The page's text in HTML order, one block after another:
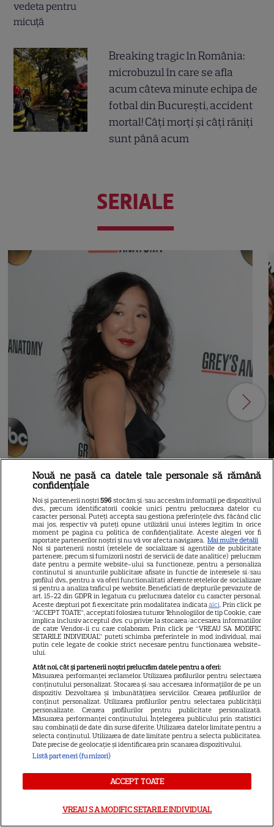
Breaking tragic în România:
microbuzul în care se afla
acum câteva minute echipa de
fotbal din București, accident
mortal! Câți morți și câți răniți
sunt până acum
SERIALE
21
SERIALE AMERICANE
Sandra Oh dezvăluie de ce a
plecat din „Anatomia lui Grey”.
Discuția cu Shonda Rhimes
care a schimbat totul pentru
Cristina Yang
ARTICOLE PARTENERI
Horoscop Urania | Previziuni
astrologice pentru perioada 1 –
7 august 2026. Venus va intra
Nouă ne pasă ca datele tale personale să rămână
confidențiale
Noi și partenerii noștri596 stocăm și/sau accesăm informații pe dispozitivul
dvs., precum identificatorii cookie unici pentru prelucrarea datelor cu
caracter personal. Puteți accepta sau gestiona preferințele dvs. făcând clic
mai jos, respectiv vă puteți opune utilizării unui interes legitim în orice
moment pe pagina cu politica de confidențialitate. Aceste alegeri vor fi
raportate partenerilor noștri și nu vă vor afecta navigarea. Mai multe detalii
Noi si partenerii nostri (retelele de socializare si agentiile de publicitate
partenere, precum si furnizorii nostri de servicii de date analitice) prelucram
date pentru a permite website-ului sa functioneze, pentru a personaliza
continutul si anunturile publicitare afisate in functie de interesele si/sau
profilul dvs., pentru a va oferi functionalitati aferente retelelor de socializare
si pentru a analiza traficul pe website. Beneficiati de drepturile prevazute de
art. 15-22 din GDPR in legatura cu prelucrarea datelor cu caracter personal.
Aceste drepturi pot fi exercitate prin modalitatea indicataaici. Prin click pe
“ACCEPT TOATE”, acceptati folosirea tuturor Tehnologiilor de tip Cookie, care
implica inclusiv acceptul dvs. cu privire la stocarea/accesarea informatiilor
de catre Vendor-ii cu care colaboram. Prin click pe “VREAU SA MODIFIC
SETARILE INDIVIDUAL” puteti schimba preferintele in mod individual, mai
putin cele legate de cookie strict necesare pentru functionarea website-
ului.
Atât noi, cât și partenerii noștri prelucrăm datele pentru a oferi:
Măsurarea performanței reclamelor. Utilizarea profilurilor pentru selectarea
conținutului personalizat. Stocarea și/sau accesarea informațiilor de pe un
dispozitiv. Dezvoltarea și îmbunătățirea serviciilor. Crearea profilurilor de
conținut personalizat. Utilizarea profilurilor pentru selectarea publicității
personalizate. Crearea profilurilor pentru publicitate personalizată.
Măsurarea performanței conținutului. Înțelegerea publicului prin statistici
sau combinații de date din surse diferite. Utilizarea datelor limitate pentru a
selecta conținutul. Utilizarea de date limitate pentru a selecta publicitatea.
Date precise de geolocație și identificarea prin scanarea dispozitivului.
Listă parteneri (furnizori)
ACCEPT TOATE
VREAU SA MODIFIC SETARILE INDIVIDUAL